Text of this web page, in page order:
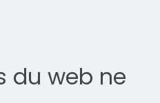
du web ne